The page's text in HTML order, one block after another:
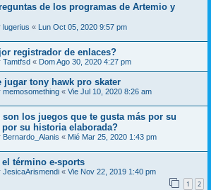
de los programas de Artemio y
lugerius « Lun Oct 05, 2020 9:57 pm
registrador de enlaces?
Tamtfsd « Dom Ago 30, 2020 4:27 pm
jugar tony hawk pro skater
memosomething « Vie Jul 10, 2020 8:26 am
son los juegos que te gusta más por su
su historia elaborada?
Bernardo_Alanis « Mié Mar 25, 2020 1:43 pm
término e-sports
JesicaArismendi « Vie Nov 22, 2019 1:40 pm
1 2